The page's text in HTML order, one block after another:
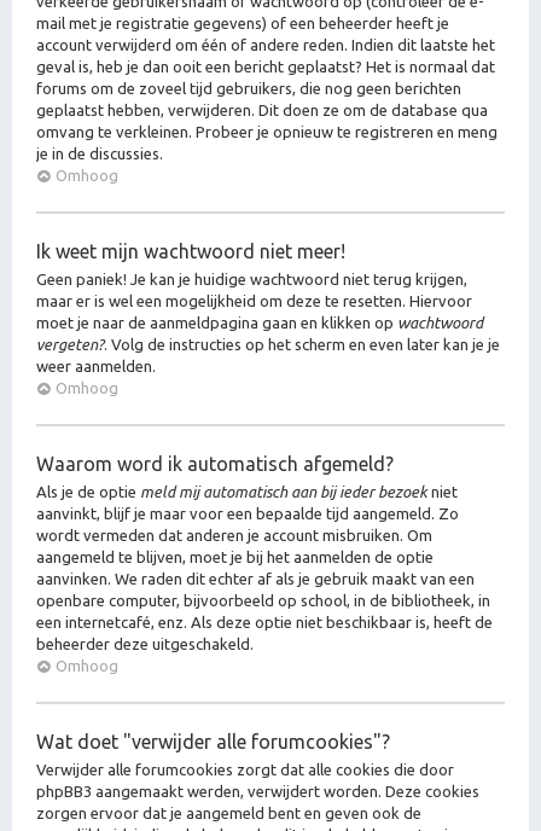
mail met je registratie gegevens) of een beheerder heeft je
account verwijderd om één of andere reden. Indien dit laatste het
geval is, heb je dan ooit een bericht geplaatst? Het is normaal dat
forums om de zoveel tijd gebruikers, die nog geen berichten
geplaatst hebben, verwijderen. Dit doen ze om de database qua
omvang te verkleinen. Probeer je opnieuw te registreren en meng
je in de discussies.
Omhoog
Ik weet mijn wachtwoord niet meer!
Geen paniek! Je kan je huidige wachtwoord niet terug krijgen,
maar er is wel een mogelijkheid om deze te resetten. Hiervoor
moet je naar de aanmeldpagina gaan en klikken op wachtwoord
vergeten?. Volg de instructies op het scherm en even later kan je je
weer aanmelden.
Omhoog
Waarom word ik automatisch afgemeld?
Als je de optie meld mij automatisch aan bij ieder bezoekniet
aanvinkt, blijf je maar voor een bepaalde tijd aangemeld. Zo
wordt vermeden dat anderen je account misbruiken. Om
aangemeld te blijven, moet je bij het aanmelden de optie
aanvinken. We raden dit echter af als je gebruik maakt van een
openbare computer, bijvoorbeeld op school, in de bibliotheek, in
een internetcafé, enz. Als deze optie niet beschikbaar is, heeft de
beheerder deze uitgeschakeld.
Omhoog
Wat doet "verwijder alle forumcookies"?
Verwijder alle forumcookies zorgt dat alle cookies die door
phpBB3 aangemaakt werden, verwijdert worden. Deze cookies
zorgen ervoor dat je aangemeld bent en geven ook de